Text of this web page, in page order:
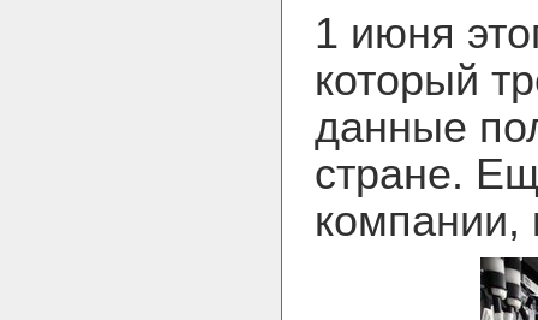
1 июня
который
данные
стране.
компании,